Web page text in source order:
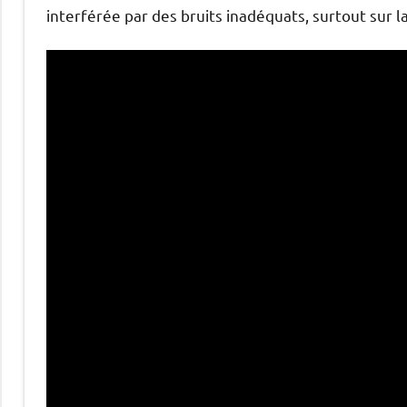
interférée par des bruits inadéquats, surtout sur